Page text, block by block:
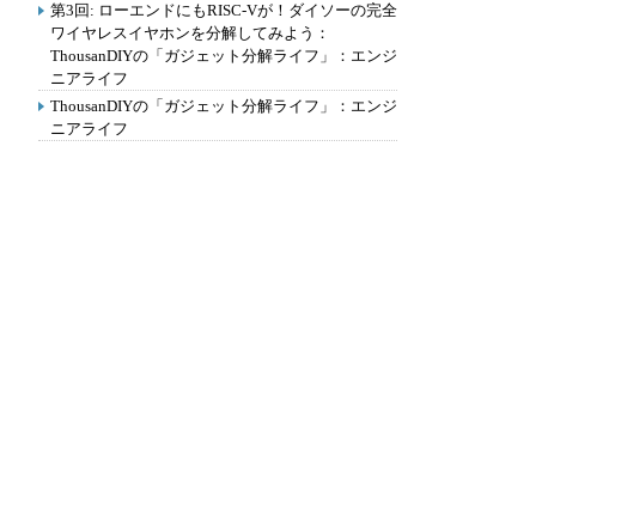
第3回: ローエンドにもRISC-Vが！ダイソーの完全
ワイヤレスイヤホンを分解してみよう：
ThousanDIYの「ガジェット分解ライフ」：エンジ
ニアライフ
ThousanDIYの「ガジェット分解ライフ」：エンジ
ニアライフ